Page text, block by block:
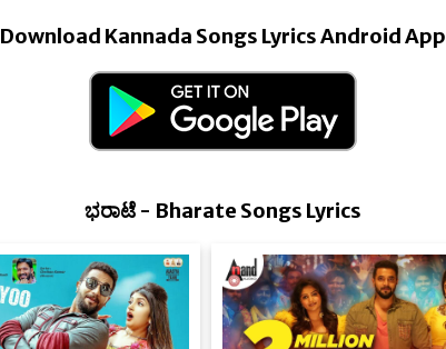
Download Kannada Songs Lyrics Android App
ಭರಾಟೆ - Bharate Songs Lyrics